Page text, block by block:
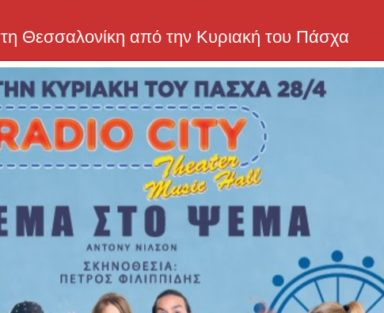
Θεσσαλονίκη από την Κυριακή του Πάσχα